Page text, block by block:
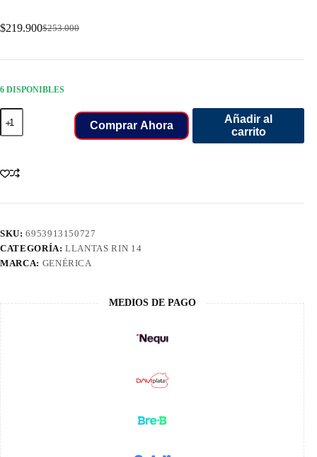
$253.000
Original
was:
$219.900Current
is:
6 DISPONIBLES
175/70/14
LLANT
OVATION
cantidad
Comprar Ahora
Añadir al
carrito
SKU:6953913150727
CATEGORÍA:LLANTAS RIN 14
MARCA: GENÉRICA
MEDIOS DE PAGO